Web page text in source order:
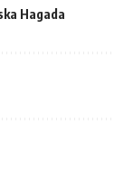
Hagada